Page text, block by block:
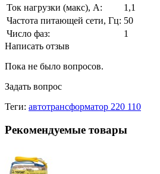
Ток нагрузки (макс), А:
1,1
Частота питающей сети, Гц: 50
Число фаз:
1
Написать отзыв
Пока не было вопросов.
Задать вопрос
Теги: автотрансформатор 220 110
Рекомендуемые товары